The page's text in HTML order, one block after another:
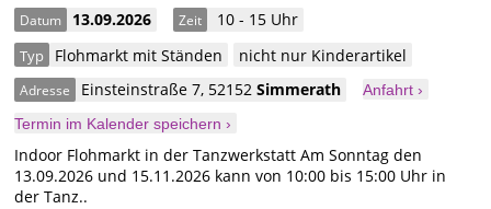
Datum 13.09.2026 Zeit 10 - 15 Uhr
Typ Flohmarkt mit Ständen nicht nur Kinderartikel
Adresse Einsteinstraße 7, 52152Simmerath
Anfahrt ›
Termin im Kalender speichern ›
Indoor Flohmarkt in der Tanzwerkstatt Am Sonntag den
13.09.2026 und 15.11.2026 kann von 10:00 bis 15:00 Uhr in
der Tanz..